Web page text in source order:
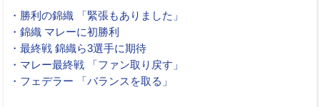
・勝利の錦織 「緊張もありました」
・錦織 マレーに初勝利
・最終戦 錦織ら3選手に期待
・マレー最終戦 「ファン取り戻す」
・フェデラー 「バランスを取る」